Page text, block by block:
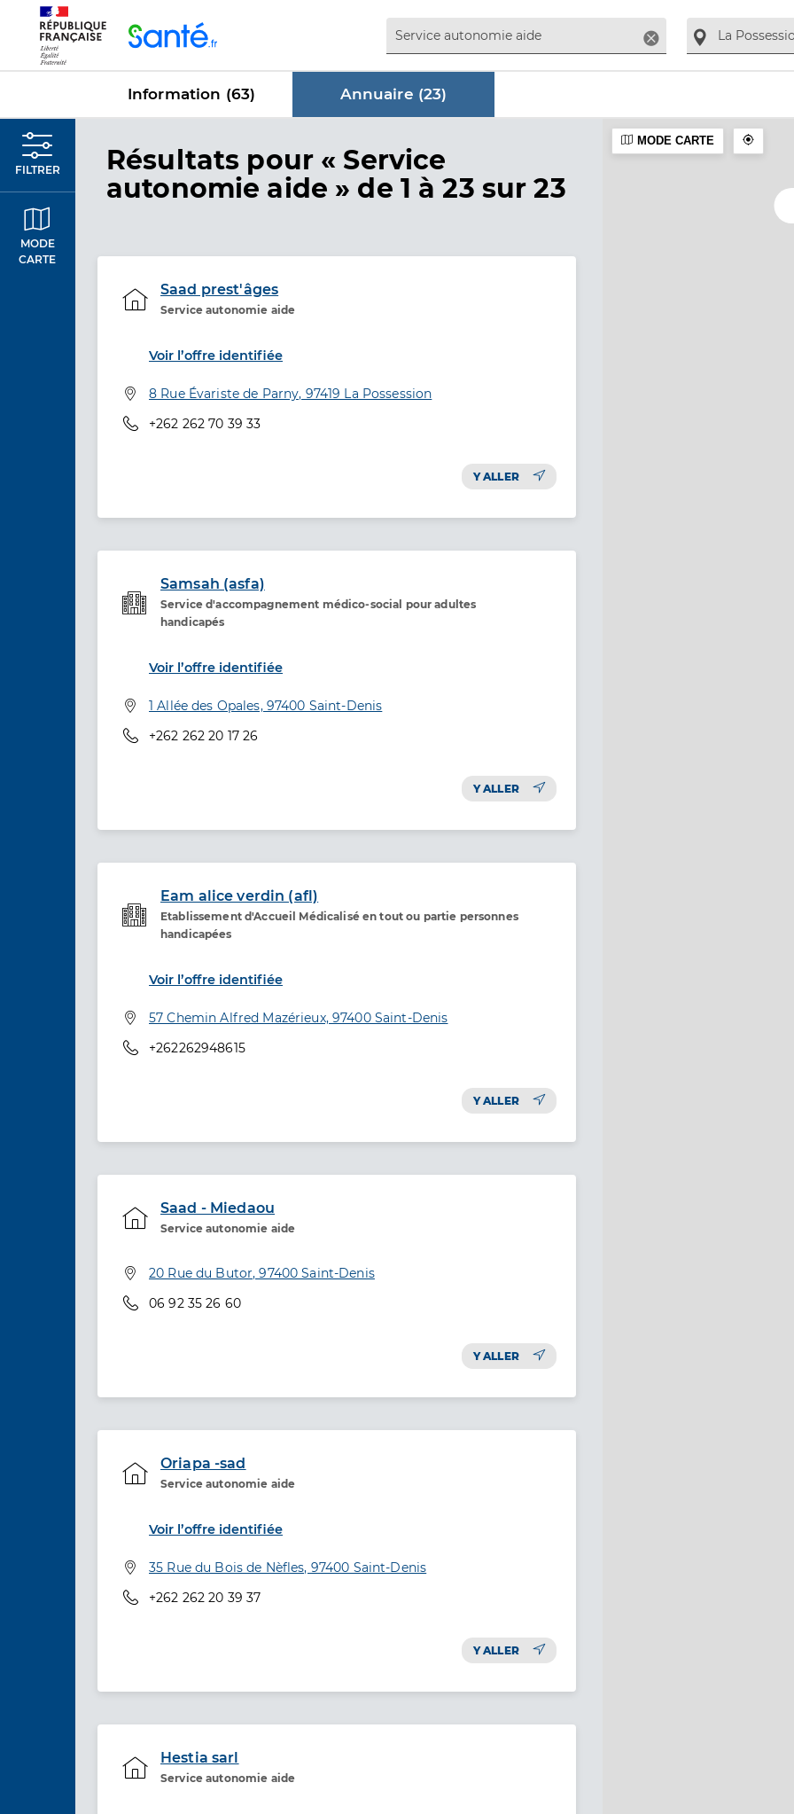
Supprimer
Information (63) Annuaire (23)
FILTRER
MODE
CARTE
Résultats dans Annuaire
pour « Service
autonomie aide » de 1 à 23 sur 23
Saad prest'âges
Service autonomie aide
Etablissement de soins
Voir l’offre identifiée
Adresse
8 Rue Évariste de Parny, 97419 La Possession
Téléphone
+262 262 70 39 33
Y ALLER
Samsah (asfa)
Service d'accompagnement médico-social pour adultes
handicapés
Etablissement de soins
Voir l’offre identifiée
Adresse
1 Allée des Opales, 97400 Saint-Denis
Téléphone
+262 262 20 17 26
Y ALLER
Eam alice verdin (afl)
Etablissement d'Accueil Médicalisé en tout ou partie personnes
handicapées
Etablissement de soins
Voir l’offre identifiée
Adresse
57 Chemin Alfred Mazérieux, 97400 Saint-Denis
Téléphone
+262262948615
Y ALLER
Saad - Miedaou
Service autonomie aide
Service de santé
Adresse
20 Rue du Butor, 97400 Saint-Denis
Téléphone
06 92 35 26 60
Y ALLER
Oriapa -sad
Service autonomie aide
Etablissement de soins
Voir l’offre identifiée
Adresse
35 Rue du Bois de Nèfles, 97400 Saint-Denis
Téléphone
+262 262 20 39 37
Y ALLER
Hestia sarl
Service autonomie aide
Etablissement de soins
MODE CARTE
Panneau de gestion des cookies